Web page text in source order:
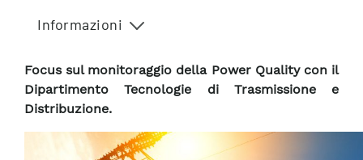
Informazioni
Focus sul monitoraggio della Power Quality con il
Dipartimento Tecnologie di Trasmissione e
Distribuzione.